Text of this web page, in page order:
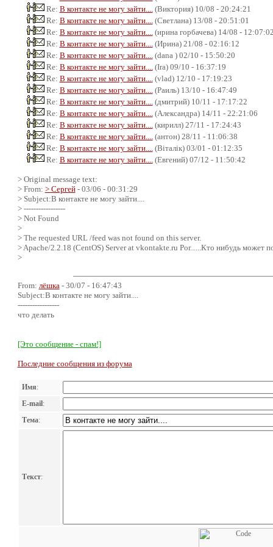
Re: В контакте не могу зайти....
(Виктория) 10/08 - 20:24:21
Re: В контакте не могу зайти....
(Светлана) 13/08 - 20:51:01
Re: В контакте не могу зайти....
(ирина горбачева) 14/08 -
Re: В контакте не могу зайти....
(Ирина) 21/08 - 02:16:12
Re: В контакте не могу зайти....
(dana ) 02/10 - 15:50:20
Re: В контакте не могу зайти....
(Ira) 09/10 - 16:37:19
Re: В контакте не могу зайти....
(vlad) 12/10 - 17:19:23
Re: В контакте не могу зайти....
(Раиль) 13/10 - 16:47:49
Re: В контакте не могу зайти....
(дмитрий) 10/11 - 17:17:22
Re: В контакте не могу зайти....
(Александра) 14/11 - 22:21:06
Re: В контакте не могу зайти....
(кирилл) 27/11 - 17:24:43
Re: В контакте не могу зайти....
(антон) 28/11 - 11:06:38
Re: В контакте не могу зайти....
(Віталік) 03/01 - 01:12:35
Re: В контакте не могу зайти.... (Евгений) 07/12 - 11:50:42
> Original message text:
> From: > Сергей- 03/06 - 00:31:29
> Subject:В контакте не могу зайти....
> -----------------
> Not Found
>
> The requested URL /feed was not found on this server.
> Apache/2.2.18 (CentOS) Server at vkontakte.ru Por......Кто нибудь может
>
From: лёшка - 30/07 - 16:47:43
Subject:В контакте не могу зайти....
-----------------
что делать
[Это сообщение - спам!]
Последние сообщения из форума
Имя:
E-mail:
Тема:
Текст: